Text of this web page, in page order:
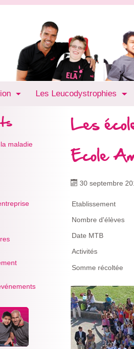
Les Leucodystrophies
maladie
Les
Ecole
30 septembre
Etablissement
Nombre d'élèves
Date MTB
Activités
Somme récoltée